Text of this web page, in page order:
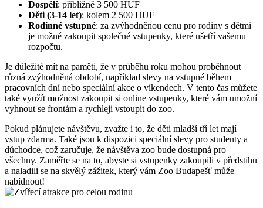
Dospělí: přibližně 3 500 HUF
Děti (3-14 let): kolem 2 500 HUF
Rodinné vstupné: za zvýhodněnou cenu pro rodiny s dětmi
je možné zakoupit společné vstupenky, které ušetří vašemu
rozpočtu.
Je důležité mít na paměti, že v průběhu roku mohou proběhnout
různá zvýhodněná období, například slevy na vstupné během
pracovních dní nebo speciální akce o víkendech. V tento čas můžete
také využít možnost zakoupit si online vstupenky, které vám umožní
vyhnout se frontám a rychleji vstoupit do zoo.
Pokud plánujete návštěvu, zvažte i to, že děti mladší tří let mají
vstup zdarma. Také jsou k dispozici speciální slevy pro studenty a
důchodce, což zaručuje, že návštěva zoo bude dostupná pro
všechny. Zaměřte se na to, abyste si vstupenky zakoupili v předstihu
a naladili se na skvělý zážitek, který vám Zoo Budapešť může
nabídnout!